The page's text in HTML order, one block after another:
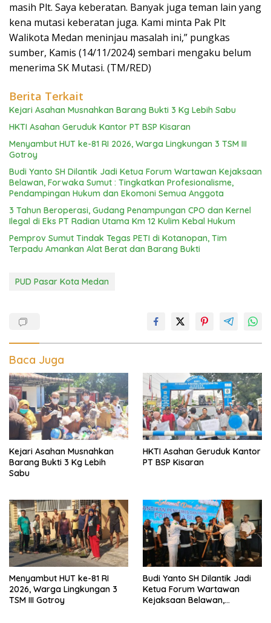
masih Plt. Saya keberatan. Banyak juga teman lain yang
kena mutasi keberatan juga. Kami minta Pak Plt
Walikota Medan meninjau masalah ini,” pungkas
sumber, Kamis (14/11/2024) sembari mengaku belum
menerima SK Mutasi. (TM/RED)
Berita Terkait
Kejari Asahan Musnahkan Barang Bukti 3 Kg Lebih Sabu
HKTI Asahan Geruduk Kantor PT BSP Kisaran
Menyambut HUT ke-81 RI 2026, Warga Lingkungan 3 TSM III
Gotroy
Budi Yanto SH Dilantik Jadi Ketua Forum Wartawan Kejaksaan
Belawan, Forwaka Sumut : Tingkatkan Profesionalisme,
Pendampingan Hukum dan Ekomoni Semua Anggota
3 Tahun Beroperasi, Gudang Penampungan CPO dan Kernel
Ilegal di Eks PT Radian Utama Km 12 Kulim Kebal Hukum
Pemprov Sumut Tindak Tegas PETI di Kotanopan, Tim
Terpadu Amankan Alat Berat dan Barang Bukti
PUD Pasar Kota Medan
Baca Juga
Kejari Asahan Musnahkan
Barang Bukti 3 Kg Lebih
Sabu
HKTI Asahan Geruduk Kantor
PT BSP Kisaran
Menyambut HUT ke-81 RI
2026, Warga Lingkungan 3
TSM III Gotroy
Budi Yanto SH Dilantik Jadi
Ketua Forum Wartawan
Kejaksaan Belawan,